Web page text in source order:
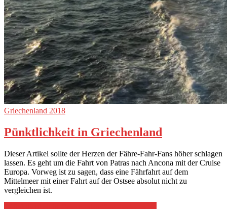
Griechenland 2018
Pünktlichkeit in Griechenland
Dieser Artikel sollte der Herzen der Fähre-Fahr-Fans höher schlagen
lassen. Es geht um die Fahrt von Patras nach Ancona mit der Cruise
Europa. Vorweg ist zu sagen, dass eine Fährfahrt auf dem
Mittelmeer mit einer Fahrt auf der Ostsee absolut nicht zu
vergleichen ist.